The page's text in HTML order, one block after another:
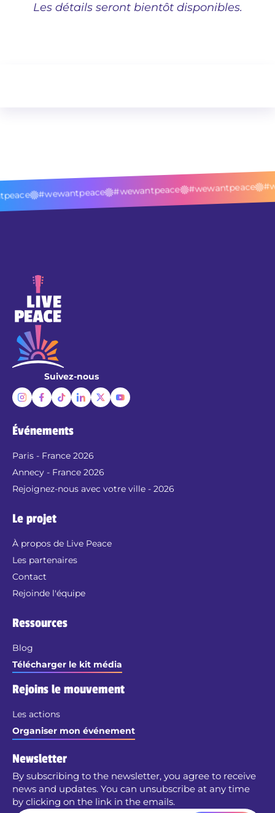
Les détails seront bientôt disponibles.
#wewantpeace #wewantpeace #wewantpeace
Suivez-nous
Événements
Paris - France 2026
Annecy - France 2026
Rejoignez-nous avec votre ville - 2026
Le projet
À propos de Live Peace
Les partenaires
Contact
Rejoinde l'équipe
Ressources
Blog
Télécharger le kit média
Rejoins le mouvement
Les actions
Organiser mon événement
Newsletter
By subscribing to the newsletter, you agree to receive
news and updates. You can unsubscribe at any time
by clicking on the link in the emails.